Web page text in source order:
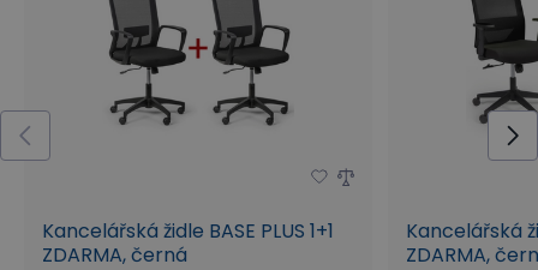
Kancelářská židle BASE PLUS 1+1
ZDARMA, černá
Kancelářská
ZDARMA,